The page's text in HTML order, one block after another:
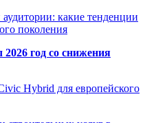
какие тенденции
поколения
год со снижения
Hybrid для европейского